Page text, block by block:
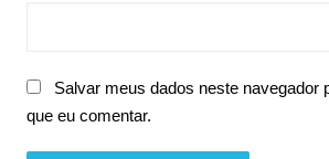
Salvar meus dados neste navegador
que eu comentar.